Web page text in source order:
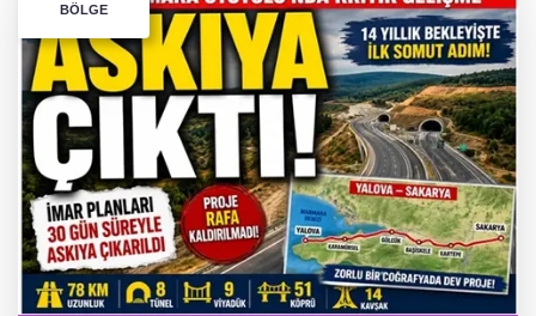
İHRACAT REKORU VAR, PEKİ EMEĞİN
KARŞILIĞI NEREDE?
TONAMİ KÖPRÜSÜ'NDE PANİK!
GÜNEY MARMARA OTOYOLU İMAR
PLANLARI ASKIDA!
BÖLGE